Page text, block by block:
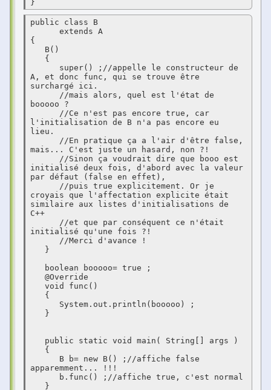
}
public class B
{
A, et donc func, qui se trouve être
surchargé ici.
booooo ?
l'initialisation de B n'a pas encore eu
lieu.
mais... C'est juste un hasard, non ?!
initialisé deux fois, d'abord avec la valeur
par défaut (false en effet),
croyais que l'affectation explicite était
similaire aux listes d'initialisations de
C++
initialisé qu'une fois ?!
apparemment... !!!